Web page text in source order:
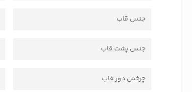
جنس قاب
جنس پشت قاب
چرخش دور قاب